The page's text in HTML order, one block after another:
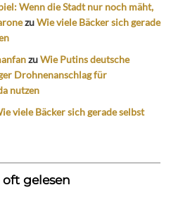
Wenn die Stadt nur noch mäht,
zuWie viele Bäcker sich gerade
zuWie Putins deutsche
Drohnenanschlag für
nutzen
viele Bäcker sich gerade selbst
gelesen